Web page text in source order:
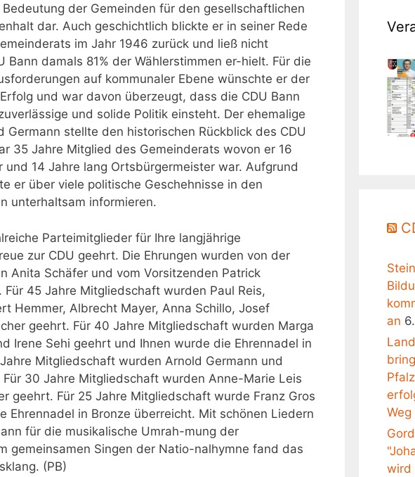
der Gemeinden für den gesellschaftlichen
dar. Auch geschichtlich blickte er in seiner Rede
im Jahr 1946 zurück und ließ nicht
Bann damals 81% der Wählerstimmen er-hielt. Für die
auf kommunaler Ebene wünschte er der
und war davon überzeugt, dass die CDU Bann
und solide Politik einsteht. Der ehemalige
Germann stellte den historischen Rückblick des CDU
35 Jahre Mitglied des Gemeinderats wovon er 16
und 14 Jahre lang Ortsbürgermeister war. Aufgrund
er über viele politische Geschehnisse in den
unterhaltsam informieren.
Parteimitglieder für Ihre langjährige
zur CDU geehrt. Die Ehrungen wurden von der
Anita Schäfer und vom Vorsitzenden Patrick
Für 45 Jahre Mitgliedschaft wurden Paul Reis,
Hemmer, Albrecht Mayer, Anna Schillo, Josef
geehrt. Für 40 Jahre Mitgliedschaft wurden Marga
Irene Sehi geehrt und Ihnen wurde die Ehrennadel in
Mitgliedschaft wurden Arnold Germann und
30 Jahre Mitgliedschaft wurden Anne-Marie Leis
geehrt. Für 25 Jahre Mitgliedschaft wurde Franz Gros
Ehrennadel in Bronze überreicht. Mit schönen Liedern
für die musikalische Umrah-mung der
gemeinsamen Singen der Natio-nalhymne fand das
(PB)
an
Weg
wird